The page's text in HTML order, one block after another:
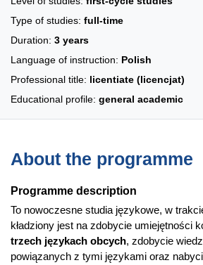
Type of studies: full-time
Duration: 3 years
Language of instruction: Polish
Professional title: licentiate (licencjat)
Educational profile: general academic
About the programme
Programme description
To nowoczesne studia językowe, w
kładziony jest na zdobycie umiejętności
trzech językach obcych, zdobycie
powiązanych z tymi językami oraz